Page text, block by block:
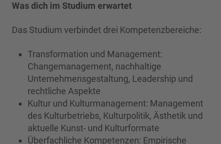
Was dich im Studium erwartet
Das Studium verbindet drei Kompetenzbereiche:
Transformation und Management:
Changemanagement, nachhaltige
Unternehmensgestaltung, Leadership und
rechtliche Aspekte
Kultur und Kulturmanagement: Management
des Kulturbetriebs, Kulturpolitik, Ästhetik und
aktuelle Kunst- und Kulturformate
Überfachliche Kompetenzen: Empirische